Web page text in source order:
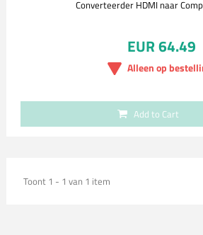
Converteerder HDMI naar
EUR 64.49
Alleen op
Add to Cart
Toont 1 - 1 van 1 item